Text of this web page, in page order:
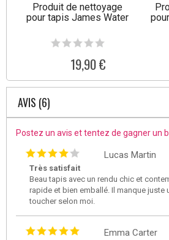
Produit de nettoyage
pour tapis James Water
19,90 €
AVIS (6)
Postez un avis et tentez de gagner un
Lucas Martin
Très satisfait
Beau tapis avec un rendu chic et
rapide et bien emballé. Il manque juste
toucher selon moi.
Emma Carter